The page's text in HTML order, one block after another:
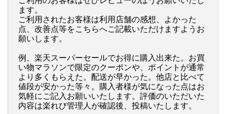
ます。
ご利用されたお客様は利用店舗の感想、よかった
点、改善点等をこちらへご記載いただけますようお
願いします。
例、楽天スーパーセールでお得に購入出来た。お買
い物マラソンで限定のクーポンや、ポイントが通常
より多くもらえた。配送が早かった。他店と比べて
値段が安かった等々。購入者様が気になった点はお
気軽にご記入お願いいたします。評価のいただいた
内容は楽れび管理人が確認後、投稿いたします。